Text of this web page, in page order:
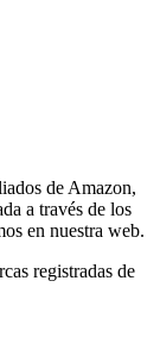
de Amazon,
a través de los
en nuestra web.
registradas de